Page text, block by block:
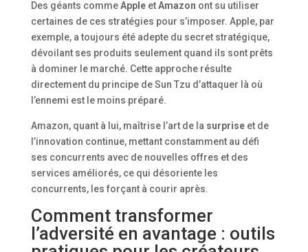
Des géants commeAppleetAmazon ont su utiliser
certaines de ces stratégies pour s’imposer. Apple, par
exemple, a toujours été adepte du secret stratégique,
dévoilant ses produits seulement quand ils sont prêts
à dominer le marché. Cette approche résulte
directement du principe de Sun Tzu d’attaquer là où
l’ennemi est le moins préparé.
Amazon, quant à lui, maîtrise l’art de la surpriseet de
l’innovation continue, mettant constamment au défi
ses concurrents avec de nouvelles offres et des
services améliorés, ce qui désoriente les
concurrents, les forçant à courir après.
Comment transformer
l’adversité en avantage : outils